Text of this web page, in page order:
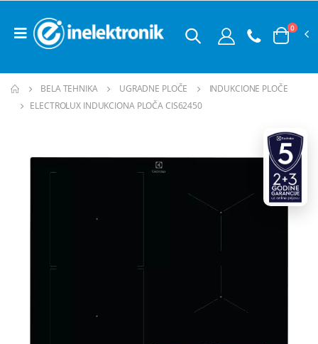
0
BELA TEHNIKA UGRADNE PLOČE
INDUKCIONE PLOČE
ELECTROLUX INDUKCIONA PLOČA CIS62450